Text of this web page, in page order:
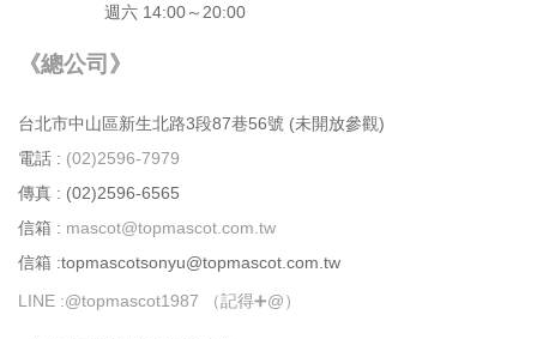
週六 14:00～20:00
《總公司》
台北市中⼭區新⽣北路3段87巷56號 (未開放參觀)
電話 : (02)2596-7979
傳真 : (02)2596-6565
信箱 : mascot@topmascot.com.tw
信箱 :topmascotsonyu@topmascot.com.tw
LINE :@topmascot1987 （記得➕@）